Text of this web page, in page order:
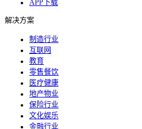
APP下载
解决方案
制造行业
互联网
教育
零售餐饮
医疗健康
地产物业
保险行业
文化娱乐
金融行业